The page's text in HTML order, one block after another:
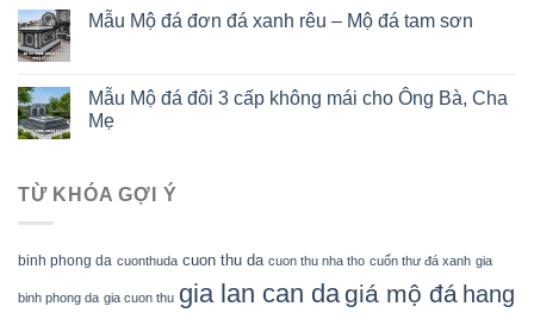
Mẫu Mộ đá đơn đá xanh rêu – Mộ đá tam sơn
Mẫu Mộ đá đôi 3 cấp không mái cho Ông Bà, Cha
Mẹ
TỪ KHÓA GỢI Ý
binh phong da cuonthuda cuon thu da cuon thu nha tho cuốn thư đá xanh gia
binh phong da gia cuon thu gia lan can dagiá mộ đá hang